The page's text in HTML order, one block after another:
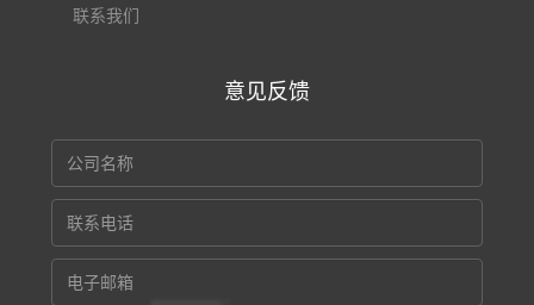
联系我们
意见反馈